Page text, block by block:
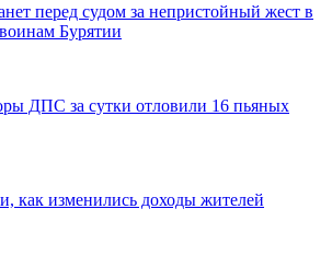
перед судом за непристойный жест в
Бурятии
ДПС за сутки отловили 16 пьяных
как изменились доходы жителей